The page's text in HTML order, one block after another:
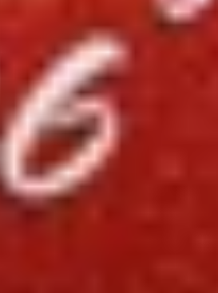
đến nay và một loạt sáu mẫu
"Táo khuyết".
của họ, chúng ta có thể sẽ